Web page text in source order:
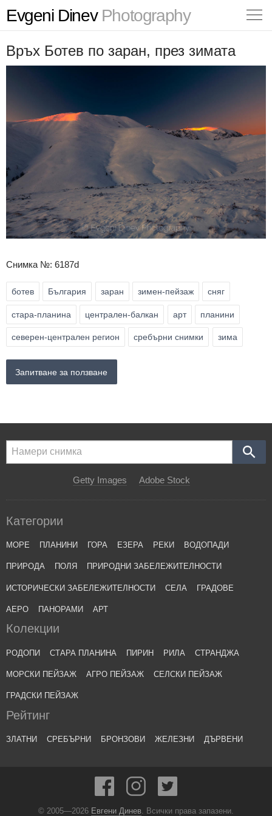
Evgeni DinevPhotography
Връх Ботев по заран, през зимата
Снимка №: 6187d
ботев България заран зимен-пейзаж сняг
стара-планина централен-балкан арт планини
северен-централен регион сребърни снимки зима
Запитване за ползване
Getty Images Adobe Stock
Категории
МОРЕ ПЛАНИНИ ГОРА ЕЗЕРА РЕКИ ВОДОПАДИ
ПРИРОДА ПОЛЯ ПРИРОДНИ ЗАБЕЛЕЖИТЕЛНОСТИ
ИСТОРИЧЕСКИ ЗАБЕЛЕЖИТЕЛНОСТИ СЕЛА ГРАДОВЕ
АЕРО ПАНОРАМИ АРТ
Колекции
РОДОПИ СТАРА ПЛАНИНА ПИРИН РИЛА СТРАНДЖА
МОРСКИ ПЕЙЗАЖ АГРО ПЕЙЗАЖ СЕЛСКИ ПЕЙЗАЖ
ГРАДСКИ ПЕЙЗАЖ
Рейтинг
ЗЛАТНИ СРЕБЪРНИ БРОНЗОВИ ЖЕЛЕЗНИ ДЪРВЕНИ
© 2005—2026 Евгени Динев. Всички права запазени.